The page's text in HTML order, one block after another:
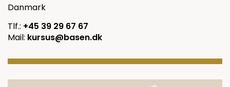
Danmark
Tlf.: +45 39 29 67 67
Mail: kursus@basen.dk